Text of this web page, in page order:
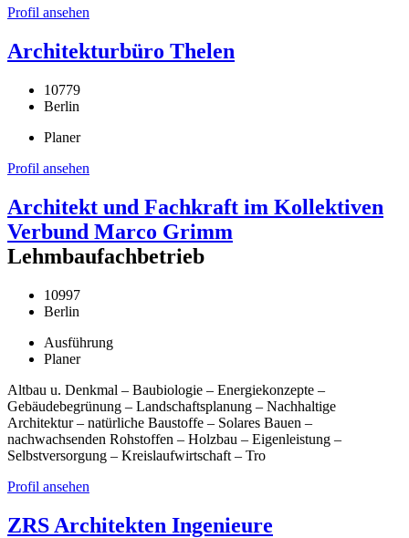
Profil ansehen
Architekturbüro Thelen
10779
Berlin
Planer
Profil ansehen
Architekt und Fachkraft im Kollektiven
Verbund Marco Grimm
Lehmbaufachbetrieb
10997
Berlin
Ausführung
Planer
Altbau u. Denkmal – Baubiologie – Energiekonzepte –
Gebäudebegrünung – Landschaftsplanung – Nachhaltige
Architektur – natürliche Baustoffe – Solares Bauen –
nachwachsenden Rohstoffen – Holzbau – Eigenleistung –
Selbstversorgung – Kreislaufwirtschaft – Tro
Profil ansehen
ZRS Architekten Ingenieure